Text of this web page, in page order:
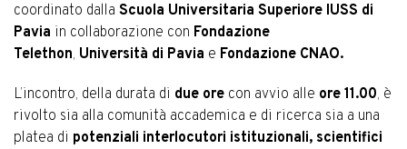
coordinato dalla Scuola Universitaria Superiore IUSS di
Pavia in collaborazione con Fondazione
Telethon, Università di Pavia e Fondazione CNAO.
L’incontro, della durata di due ore con avvio alle ore 11.00, è
rivolto sia alla comunità accademica e di ricerca sia a una
platea di potenziali interlocutori istituzionali, scientifici